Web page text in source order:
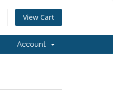
View Cart
Account